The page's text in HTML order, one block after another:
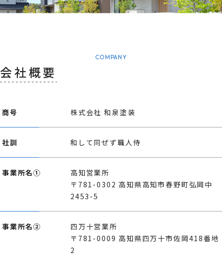
COMPANY
会社概要
商号 株式会社 和泉塗装
社訓 和して同ぜず職人侍
事業所名①
高知営業所
〒781-0302 高知県高知市春野町弘岡中
2453-5
事業所名②
四万十営業所
〒781-0009 高知県四万十市佐岡418番地
2